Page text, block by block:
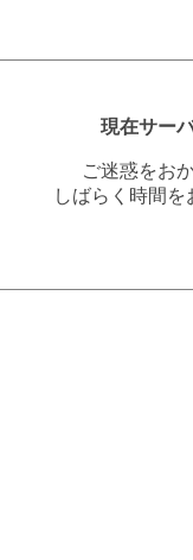
現在サー
ご迷惑をお
しばらく時間を